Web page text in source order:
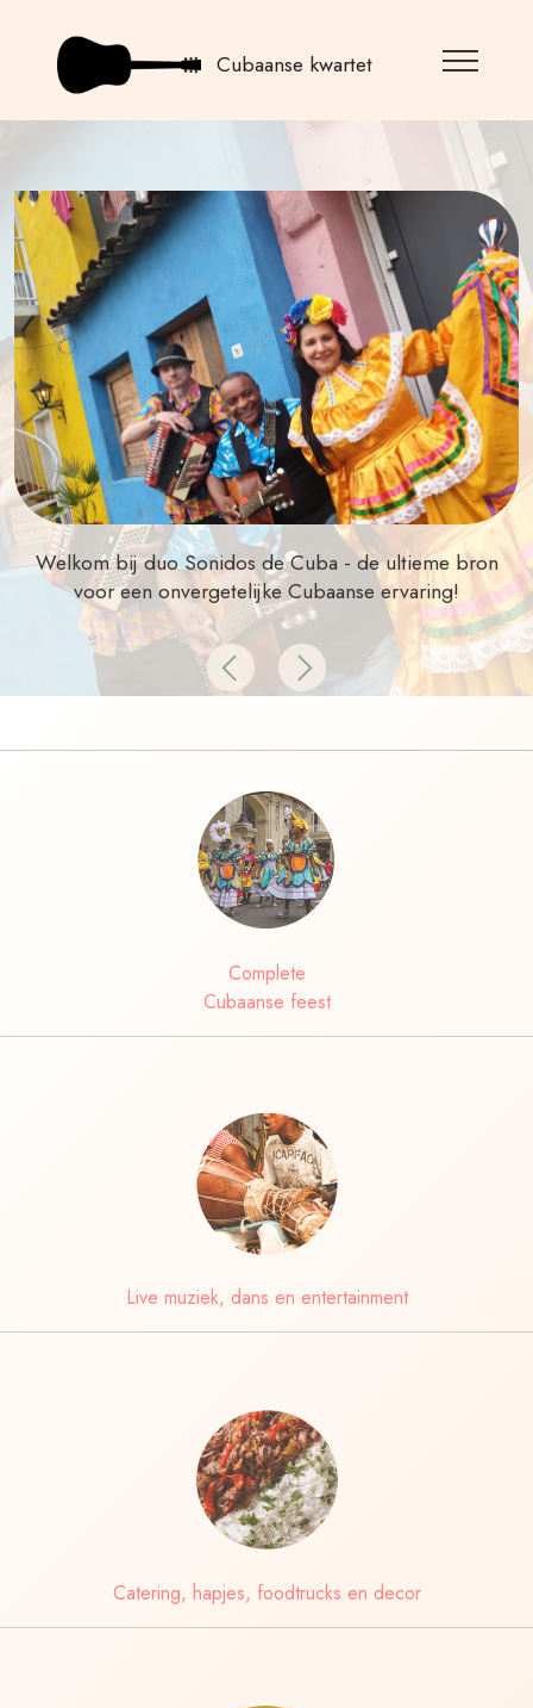
Cubaanse kwartet
Welkom bij duo Sonidos de Cuba - de ultieme bron
voor een onvergetelijke Cubaanse ervaring!
PreviousNext
Complete
Cubaanse feest
Live muziek, dans en entertainment
Catering, hapjes, foodtrucks en decor